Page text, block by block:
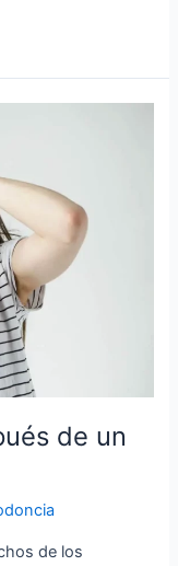
de un
de los